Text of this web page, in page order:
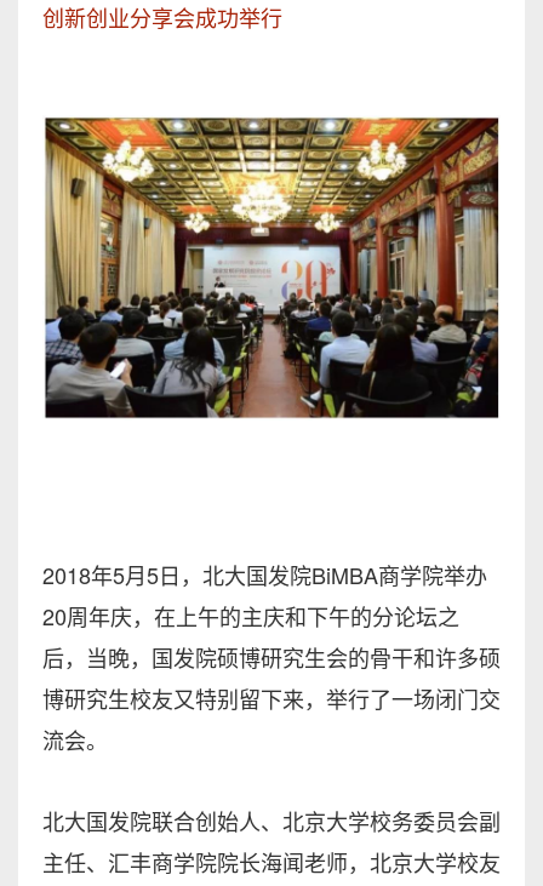
创新创业分享会成功举行
2018年5月5日，北大国发院BiMBA商学院举办
20周年庆，在上午的主庆和下午的分论坛之
后，当晚，国发院硕博研究生会的骨干和许多硕
博研究生校友又特别留下来，举行了一场闭门交
流会。
北大国发院联合创始人、北京大学校务委员会副
主任、汇丰商学院院长海闻老师，北京大学校友